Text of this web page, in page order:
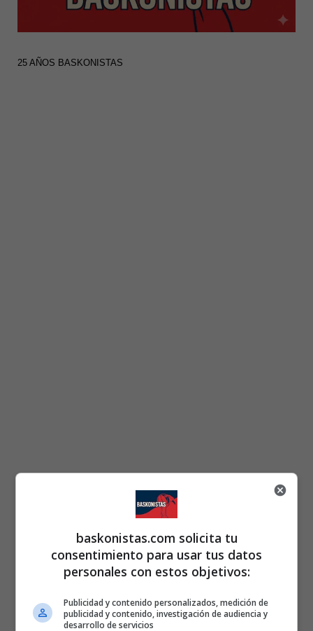
25 AÑOS BASKONISTAS
baskonistas.com solicita tu
consentimiento para usar tus datos
personales con estos objetivos:
Publicidad y contenido personalizados, medición de
publicidad y contenido, investigación de audiencia y
desarrollo de servicios